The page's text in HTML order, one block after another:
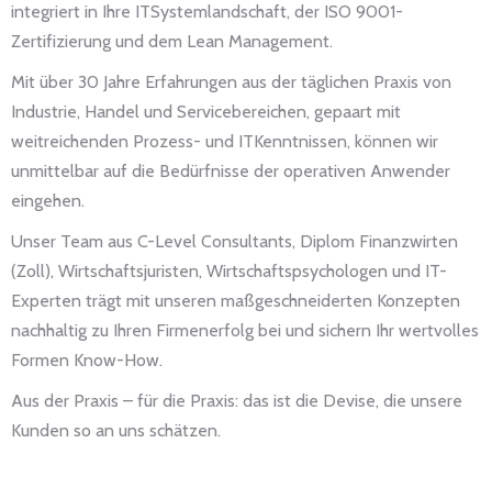
integriert in Ihre ITSystemlandschaft, der ISO 9001-
Zertifizierung und dem Lean Management.
Mit über 30 Jahre Erfahrungen aus der täglichen Praxis von
Industrie, Handel und Servicebereichen, gepaart mit
weitreichenden Prozess- und ITKenntnissen, können wir
unmittelbar auf die Bedürfnisse der operativen Anwender
eingehen.
Unser Team aus C-Level Consultants, Diplom Finanzwirten
(Zoll), Wirtschaftsjuristen, Wirtschaftspsychologen und IT-
Experten trägt mit unseren maßgeschneiderten Konzepten
nachhaltig zu Ihren Firmenerfolg bei und sichern Ihr wertvolles
Formen Know-How.
Aus der Praxis – für die Praxis: das ist die Devise, die unsere
Kunden so an uns schätzen.